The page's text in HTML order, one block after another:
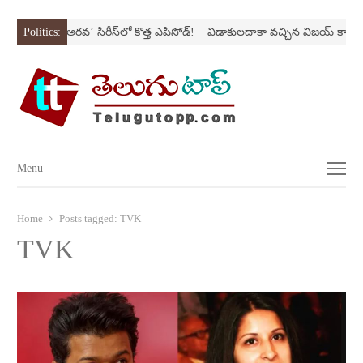
Politics:‘అర‌వ’ సిరీస్‌లో కొత్త ఎపిసోడ్‌! విడాకులదాకా వచ్చిన విజయ్‌ కాపురం
Menu
Menu
Home Posts tagged: TVK
TVK